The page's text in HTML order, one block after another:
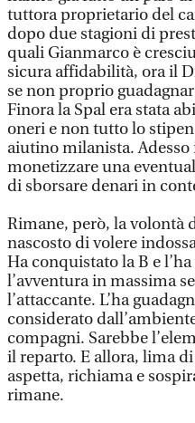
tuttora proprietario del
dopo due stagioni di
quali Gianmarco è
sicura affidabilità, ora il
se non proprio
Finora la Spal era stata
oneri e non tutto lo
aiutino milanista.
monetizzare una
di sborsare denari in
Rimane, però, la volontà
nascosto di volere
Ha conquistato la B e
l’avventura in massima
l’attaccante. L’ha
considerato
compagni. Sarebbe
il reparto. E allora, lima
aspetta, richiama e
rimane.